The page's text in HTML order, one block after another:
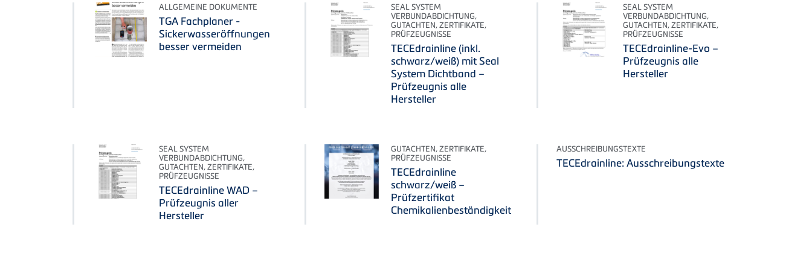
ALLGEMEINE DOKUMENTE
TGA Fachplaner -
Sickerwasseröffnungen
besser vermeiden
SEAL SYSTEM
VERBUNDABDICHTUNG,
GUTACHTEN, ZERTIFIKATE,
PRÜFZEUGNISSE
TECEdrainline (inkl.
schwarz/weiß) mit Seal
System Dichtband –
Prüfzeugnis alle
Hersteller
SEAL SYSTEM
VERBUNDABDICHTUNG,
GUTACHTEN, ZERTIFIKATE,
PRÜFZEUGNISSE
TECEdrainline-Evo –
Prüfzeugnis alle
Hersteller
SEAL SYSTEM
VERBUNDABDICHTUNG,
GUTACHTEN, ZERTIFIKATE,
PRÜFZEUGNISSE
TECEdrainline WAD –
Prüfzeugnis aller
Hersteller
GUTACHTEN, ZERTIFIKATE,
PRÜFZEUGNISSE
TECEdrainline
schwarz/weiß –
Prüfzertifikat
Chemikalienbeständigkeit
AUSSCHREIBUNGSTEXTE
TECEdrainline: Ausschreibungstexte